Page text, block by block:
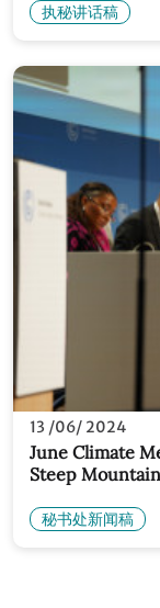
执秘讲话稿
13 /06/ 2024
June Climate
Steep
秘书处新闻稿